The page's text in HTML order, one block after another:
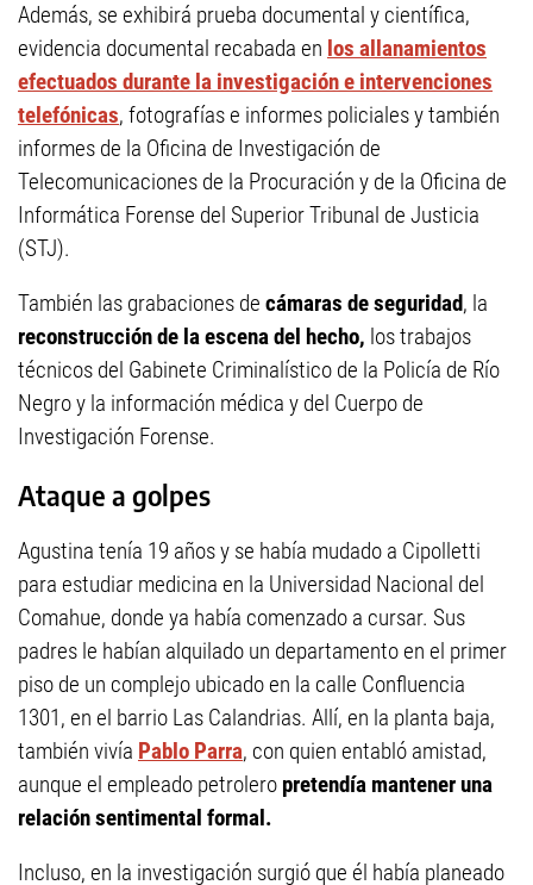
Además, se exhibirá prueba documental y científica,
evidencia documental recabada en los allanamientos
efectuados durante la investigación e intervenciones
telefónicas, fotografías e informes policiales y también
informes de la Oficina de Investigación de
Telecomunicaciones de la Procuración y de la Oficina de
Informática Forense del Superior Tribunal de Justicia
(STJ).
También las grabaciones de cámaras de seguridad, la
reconstrucción de la escena del hecho, los trabajos
técnicos del Gabinete Criminalístico de la Policía de Río
Negro y la información médica y del Cuerpo de
Investigación Forense.
Ataque a golpes
Agustina tenía 19 años y se había mudado a Cipolletti
para estudiar medicina en la Universidad Nacional del
Comahue, donde ya había comenzado a cursar. Sus
padres le habían alquilado un departamento en el primer
piso de un complejo ubicado en la calle Confluencia
1301, en el barrio Las Calandrias. Allí, en la planta baja,
también vivía Pablo Parra, con quien entabló amistad,
aunque el empleado petrolero pretendía mantener una
relación sentimental formal.
Incluso, en la investigación surgió que él había planeado